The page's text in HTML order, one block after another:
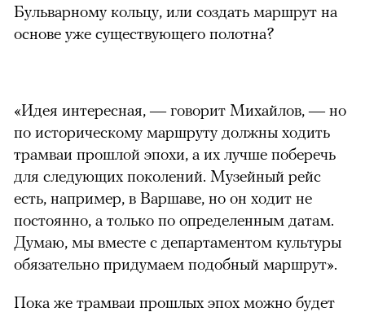
Бульварному кольцу, или создать маршрут на
основе уже существующего полотна?
«Идея интересная, — говорит Михайлов, — но
по историческому маршруту должны ходить
трамваи прошлой эпохи, а их лучше поберечь
для следующих поколений. Музейный рейс
есть, например, в Варшаве, но он ходит не
постоянно, а только по определенным датам.
Думаю, мы вместе с департаментом культуры
обязательно придумаем подобный маршрут».
Пока же трамваи прошлых эпох можно будет